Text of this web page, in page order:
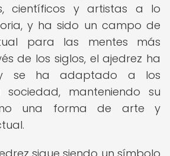
científicos y artistas a lo
y ha sido un campo de
para las mentes más
de los siglos, el ajedrez ha
y se ha adaptado a los
manteniendo su
una forma de arte y